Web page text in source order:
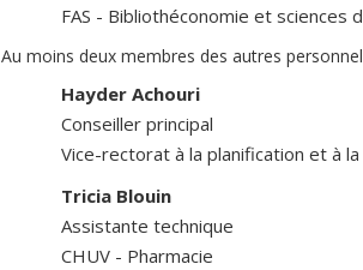
FAS - Bibliothéconomie et sciences
Au moins deux membres des autres
Hayder Achouri
Conseiller principal
Vice-rectorat à la planification et à
Tricia Blouin
Assistante technique
CHUV - Pharmacie